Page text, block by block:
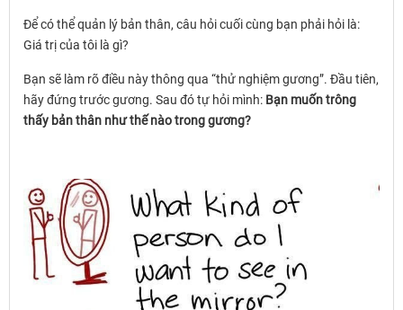
Để có thể quản lý bản thân, câu hỏi cuối cùng bạn phải hỏi là:
Giá trị của tôi là gì?
Bạn sẽ làm rõ điều này thông qua “thử nghiệm gương”. Đầu tiên,
hãy đứng trước gương. Sau đó tự hỏi mình: Bạn muốn trông
thấy bản thân như thế nào trong gương?